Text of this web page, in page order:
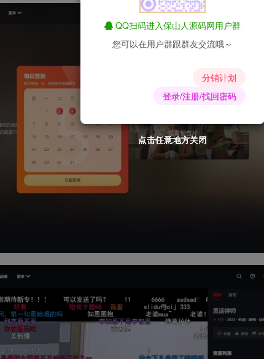
点击任意地方关闭
点击任意地方关闭
点击任意地方关闭
点击任意地方关闭
点击任意地方关闭
点击任意地方关闭
点击任意地方关闭
QQ扫码进入保山人源码网用户群
您可以在用户群跟群友交流哦～
分销计划
登录/注册/找回密码